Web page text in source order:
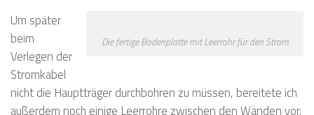
Die fertige Bodenplatte mit Leerrohr für den Strom
Um später
beim
Verlegen der
Stromkabel
nicht die Hauptträger durchbohren zu müssen, bereitete ich
außerdem noch einige Leerrohre zwischen den Wänden vor.